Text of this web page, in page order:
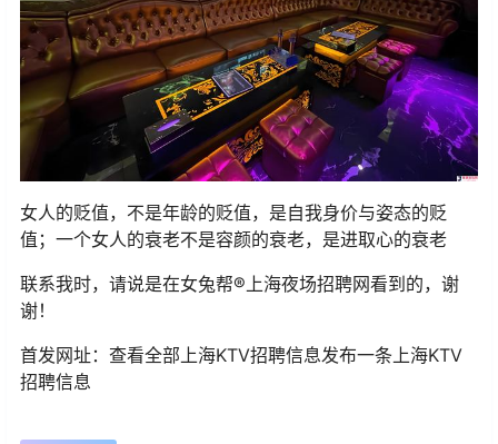
女人的贬值，不是年龄的贬值，是自我身价与姿态的贬
值；一个女人的衰老不是容颜的衰老，是进取心的衰老
联系我时，请说是在女兔帮®上海夜场招聘网看到的，谢
谢！
首发网址：查看全部上海KTV招聘信息发布一条上海KTV
招聘信息